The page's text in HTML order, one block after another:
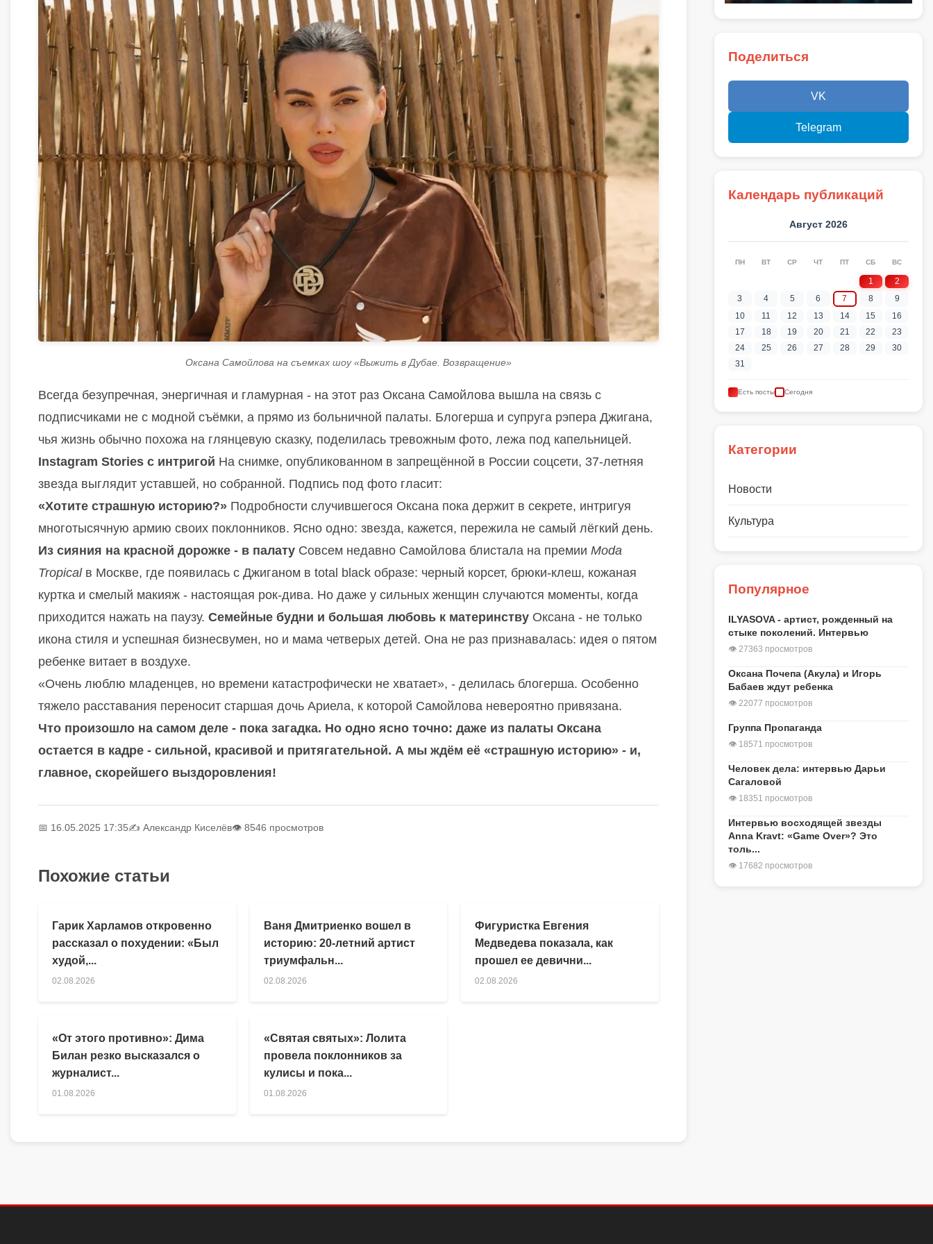
Оксана Самойлова на съемках шоу «Выжить в Дубае. Возвращение»
Всегда безупречная, энергичная и гламурная - на этот раз Оксана Самойлова вышла на связь с
подписчиками не с модной съёмки, а прямо из больничной палаты. Блогерша и супруга рэпера Джигана,
чья жизнь обычно похожа на глянцевую сказку, поделилась тревожным фото, лежа под капельницей.
Instagram Stories с интригой На снимке, опубликованном в запрещённой в России соцсети, 37-летняя
звезда выглядит уставшей, но собранной. Подпись под фото гласит:
«Хотите страшную историю?» Подробности случившегося Оксана пока держит в секрете, интригуя
многотысячную армию своих поклонников. Ясно одно: звезда, кажется, пережила не самый лёгкий день.
Из сияния на красной дорожке - в палату Совсем недавно Самойлова блистала на премии Moda
Tropicalв Москве, где появилась с Джиганом в total black образе: черный корсет, брюки-клеш, кожаная
куртка и смелый макияж - настоящая рок-дива. Но даже у сильных женщин случаются моменты, когда
приходится нажать на паузу. Семейные будни и большая любовь к материнству Оксана - не только
икона стиля и успешная бизнесвумен, но и мама четверых детей. Она не раз признавалась: идея о пятом
ребенке витает в воздухе.
«Очень люблю младенцев, но времени катастрофически не хватает», - делилась блогерша. Особенно
тяжело расставания переносит старшая дочь Ариела, к которой Самойлова невероятно привязана.
Что произошло на самом деле - пока загадка. Но одно ясно точно: даже из палаты Оксана
остается в кадре - сильной, красивой и притягательной. А мы ждём её «страшную историю» - и,
главное, скорейшего выздоровления!
📅 16.05.2025 17:35✍️ Александр Киселёв👁 8546 просмотров
Похожие статьи
Гарик Харламов откровенно
рассказал о похудении: «Был
худой,...
02.08.2026
Ваня Дмитриенко вошел в
историю: 20-летний артист
триумфальн...
02.08.2026
Фигуристка Евгения
Медведева показала, как
прошел ее девични...
02.08.2026
«От этого противно»: Дима
Билан резко высказался о
журналист...
01.08.2026
«Святая святых»: Лолита
провела поклонников за
кулисы и пока...
01.08.2026
Поделиться
VK
Telegram
Календарь публикаций
Август 2026
ПН ВТ СР ЧТ ПТ СБ ВС
1
2
3
4 5 6 7 8
9
10
11 12 13 14 15
16
17
18 19 20 21 22
23
24
25 26 27 28 29
30
31
Есть посты Сегодня
Категории
Новости
Культура
Популярное
ILYASOVA - артист, рожденный на
стыке поколений. Интервью
👁 27363 просмотров
Оксана Почепа (Акула) и Игорь
Бабаев ждут ребенка
👁 22077 просмотров
Группа Пропаганда
👁 18571 просмотров
Человек дела: интервью Дарьи
Сагаловой
👁 18351 просмотров
Интервью восходящей звезды
Anna Kravt: «Game Over»? Это
толь...
👁 17682 просмотров